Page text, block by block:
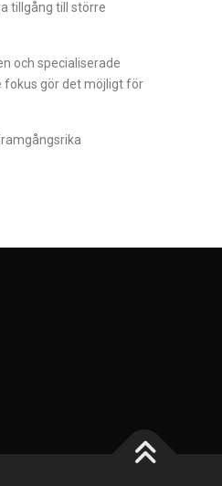
tillgång till större
och specialiserade
fokus gör det möjligt för